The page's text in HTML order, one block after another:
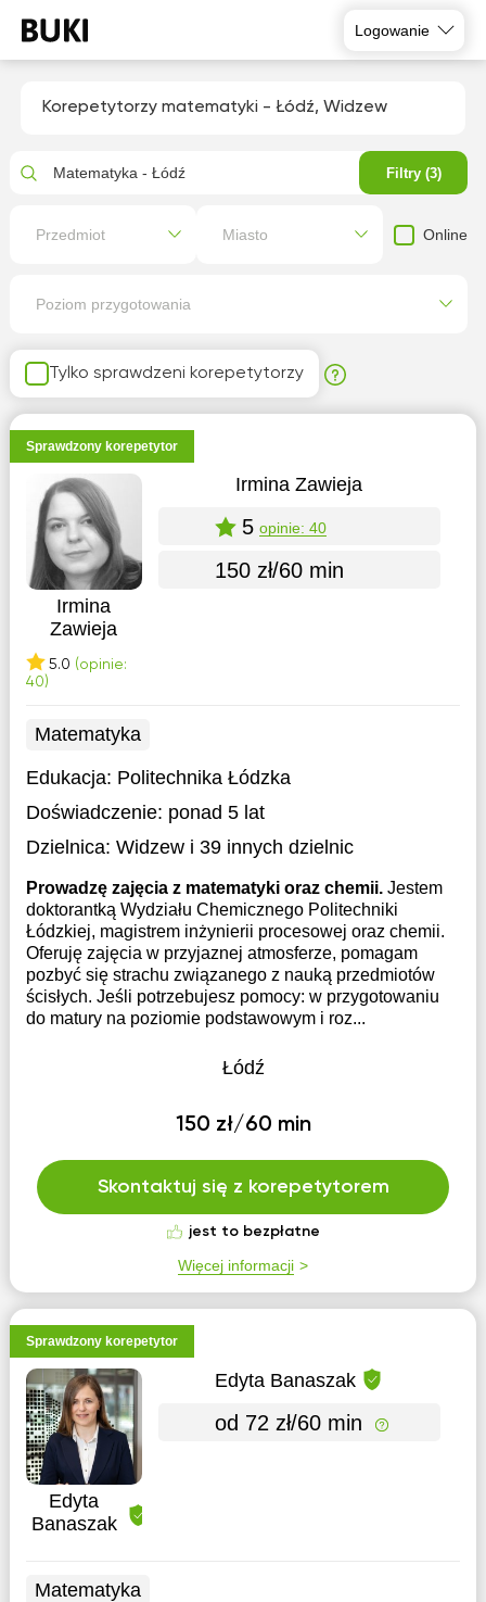
Logowanie
Korepetytorzy matematyki - Łódź, Widzew
Tylko sprawdzeni korepetytorzy
Sprawdzony korepetytor
Irmina
Zawieja
5.0 (opinie:
40)
Irmina Zawieja
5 opinie: 40
150 zł/60 min
Matematyka
Edukacja: Politechnika Łódzka
Doświadczenie: ponad 5 lat
Dzielnica: Widzew i 39 innych dzielnic
Prowadzę zajęcia z matematyki oraz chemii. Jestem
doktorantką Wydziału Chemicznego Politechniki
Łódzkiej, magistrem inżynierii procesowej oraz chemii.
Oferuję zajęcia w przyjaznej atmosferze, pomagam
pozbyć się strachu związanego z nauką przedmiotów
ścisłych. Jeśli potrzebujesz pomocy: w przygotowaniu
do matury na poziomie podstawowym i roz...
Łódź
150 zł/60 min
Skontaktuj się z korepetytorem
jest to bezpłatne
Więcej informacji
Sprawdzony korepetytor
Edyta
Banaszak
Edyta Banaszak
od 72 zł/60 min
Matematyka
Matematyka - Łódź Filtry (3)
Przedmiot Miasto Online
Poziom przygotowania